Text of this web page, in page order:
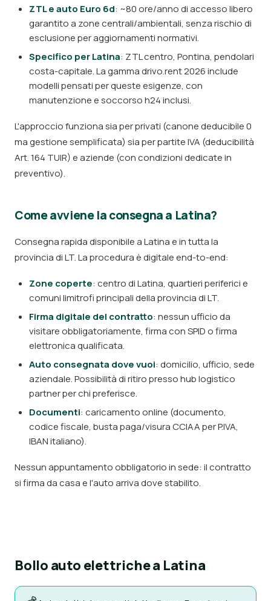
ZTL e auto Euro 6d: ~80 ore/anno di accesso libero
garantito a zone centrali/ambientali, senza rischio di
esclusione per aggiornamenti normativi.
Specifico per Latina: ZTL centro, Pontina, pendolari
costa-capitale. La gamma drivo.rent 2026 include
modelli pensati per queste esigenze, con
manutenzione e soccorso h24 inclusi.
L'approccio funziona sia per privati (canone deducibile 0
ma gestione semplificata) sia per partite IVA (deducibilità
Art. 164 TUIR) e aziende (con condizioni dedicate in
preventivo).
Come avviene la consegna a Latina?
Consegna rapida disponibile a Latina e in tutta la
provincia di LT. La procedura è digitale end-to-end:
Zone coperte: centro di Latina, quartieri periferici e
comuni limitrofi principali della provincia di LT.
Firma digitale del contratto: nessun ufficio da
visitare obbligatoriamente, firma con SPID o firma
elettronica qualificata.
Auto consegnata dove vuoi: domicilio, ufficio, sede
aziendale. Possibilità di ritiro presso hub logistico
partner per chi preferisce.
Documenti: caricamento online (documento,
codice fiscale, busta paga/visura CCIAA per P.IVA,
IBAN italiano).
Nessun appuntamento obbligatorio in sede: il contratto
si firma da casa e l'auto arriva dove stabilito.
Bollo auto elettriche a Latina